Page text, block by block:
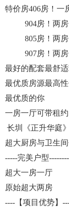
特价房406房！一
904房！两房
805房！两房
907房！两房
最好的配套最舒
最优质房源最高
最优质的你
一房一厅可带租
长圳《正升华庭
超大厨房与卫生
-----完美户型--------
超大一房一厅
原始超大两房
----【项目优势】